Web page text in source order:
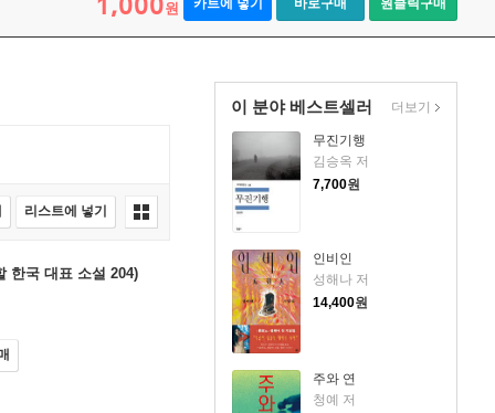
원
이 분야 베스트셀러
무진기행
김승옥 저
7,700원
인비인
성해나 저
14,400원
주와 연
청예 저
더보기
리스트에 넣기
한국 대표 소설 204)